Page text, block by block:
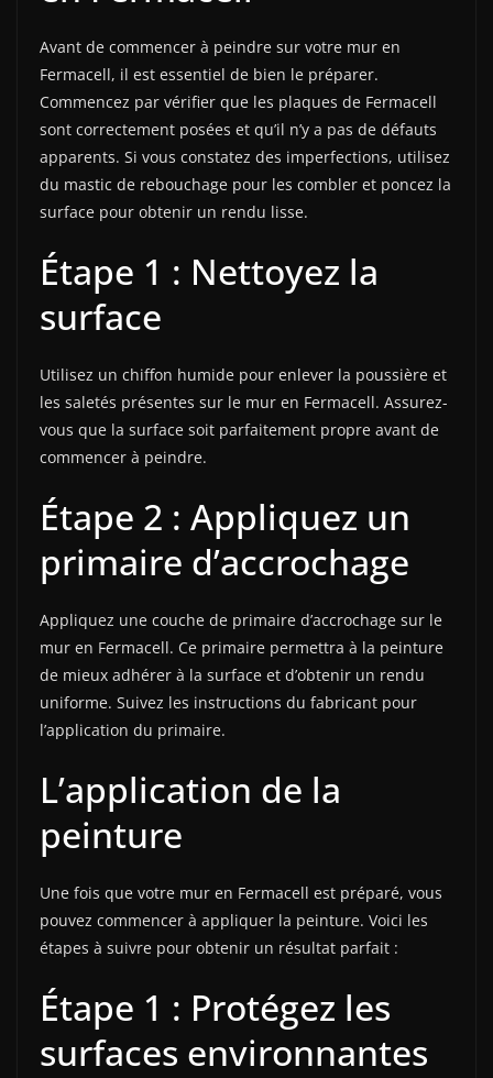
Avant de commencer à peindre sur votre mur en
Fermacell, il est essentiel de bien le préparer.
Commencez par vérifier que les plaques de Fermacell
sont correctement posées et qu’il n’y a pas de défauts
apparents. Si vous constatez des imperfections, utilisez
du mastic de rebouchage pour les combler et poncez la
surface pour obtenir un rendu lisse.
Étape 1 : Nettoyez la
surface
Utilisez un chiffon humide pour enlever la poussière et
les saletés présentes sur le mur en Fermacell. Assurez-
vous que la surface soit parfaitement propre avant de
commencer à peindre.
Étape 2 : Appliquez un
primaire d’accrochage
Appliquez une couche de primaire d’accrochage sur le
mur en Fermacell. Ce primaire permettra à la peinture
de mieux adhérer à la surface et d’obtenir un rendu
uniforme. Suivez les instructions du fabricant pour
l’application du primaire.
L’application de la
peinture
Une fois que votre mur en Fermacell est préparé, vous
pouvez commencer à appliquer la peinture. Voici les
étapes à suivre pour obtenir un résultat parfait :
Étape 1 : Protégez les
surfaces environnantes